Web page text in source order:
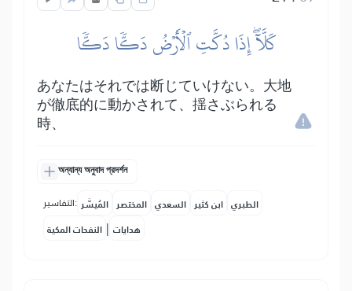
كَلَّآۖ إِذَا دُكَّتِ ٱلۡأَرۡضُ دَكّٗا دَكّٗا
あなたはそれでは断じていけない。大地
が徹底的に動かされて、揺さぶられる
時、
অন্যান্য অনুবাদ প্রদর্শন
التفاسير: المُيسَّر المختصر السعدي ابن كثير الطبري
النفحات المكية | هدايات